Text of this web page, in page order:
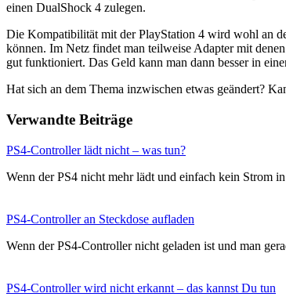
einen DualShock 4 zulegen.
Die Kompatibilität mit der PlayStation 4 wird wohl an
können. Im Netz findet man teilweise Adapter mit
gut funktioniert. Das Geld kann man dann besser in
Hat sich an dem Thema inzwischen etwas geändert?
Verwandte Beiträge
PS4-Controller lädt nicht – was tun?
Wenn der PS4 nicht mehr lädt und einfach kein Strom
PS4-Controller an Steckdose aufladen
Wenn der PS4-Controller nicht geladen ist und man
PS4-Controller wird nicht erkannt – das kannst Du tun